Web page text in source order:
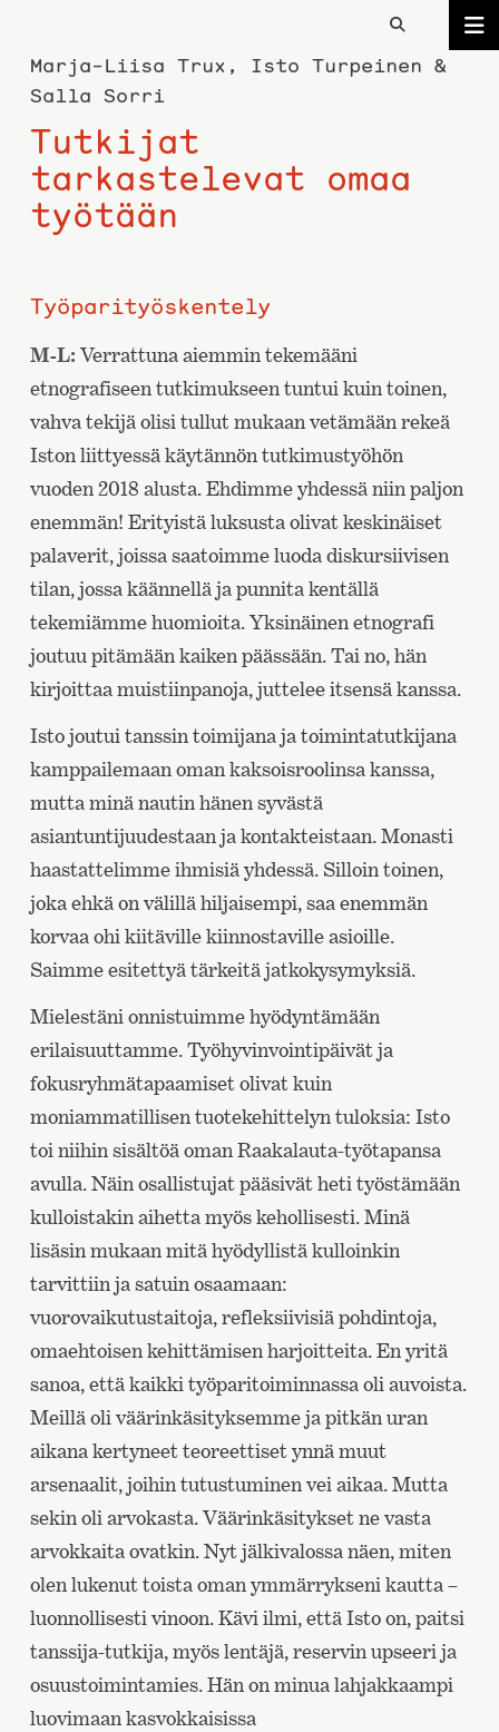
Marja-Liisa Trux, Isto Turpeinen &
Salla Sorri
Tutkijat
tarkastelevat omaa
työtään
Työparityöskentely
M-L: Verrattuna aiemmin tekemääni
etnografiseen tutkimukseen tuntui kuin toinen,
vahva tekijä olisi tullut mukaan vetämään rekeä
Iston liittyessä käytännön tutkimustyöhön
vuoden 2018 alusta. Ehdimme yhdessä niin paljon
enemmän! Erityistä luksusta olivat keskinäiset
palaverit, joissa saatoimme luoda diskursiivisen
tilan, jossa käännellä ja punnita kentällä
tekemiämme huomioita. Yksinäinen etnografi
joutuu pitämään kaiken päässään. Tai no, hän
kirjoittaa muistiinpanoja, juttelee itsensä kanssa.
Isto joutui tanssin toimijana ja toimintatutkijana
kamppailemaan oman kaksoisroolinsa kanssa,
mutta minä nautin hänen syvästä
asiantuntijuudestaan ja kontakteistaan. Monasti
haastattelimme ihmisiä yhdessä. Silloin toinen,
joka ehkä on välillä hiljaisempi, saa enemmän
korvaa ohi kiitäville kiinnostaville asioille.
Saimme esitettyä tärkeitä jatkokysymyksiä.
Mielestäni onnistuimme hyödyntämään
erilaisuuttamme. Työhyvinvointipäivät ja
fokusryhmätapaamiset olivat kuin
moniammatillisen tuotekehittelyn tuloksia: Isto
toi niihin sisältöä oman Raakalauta-työtapansa
avulla. Näin osallistujat pääsivät heti työstämään
kulloistakin aihetta myös kehollisesti. Minä
lisäsin mukaan mitä hyödyllistä kulloinkin
tarvittiin ja satuin osaamaan:
vuorovaikutustaitoja, refleksiivisiä pohdintoja,
omaehtoisen kehittämisen harjoitteita. En yritä
sanoa, että kaikki työparitoiminnassa oli auvoista.
Meillä oli väärinkäsityksemme ja pitkän uran
aikana kertyneet teoreettiset ynnä muut
arsenaalit, joihin tutustuminen vei aikaa. Mutta
sekin oli arvokasta. Väärinkäsitykset ne vasta
arvokkaita ovatkin. Nyt jälkivalossa näen, miten
olen lukenut toista oman ymmärrykseni kautta –
luonnollisesti vinoon. Kävi ilmi, että Isto on, paitsi
tanssija-tutkija, myös lentäjä, reservin upseeri ja
osuustoimintamies. Hän on minua lahjakkaampi
luovimaan kasvokkaisissa